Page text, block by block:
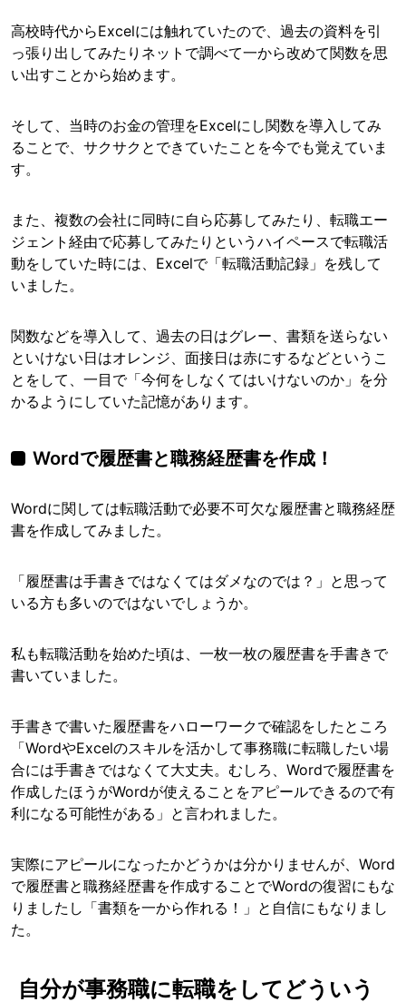
高校時代からExcelには触れていたので、過去の資料を引
っ張り出してみたりネットで調べて一から改めて関数を思
い出すことから始めます。
そして、当時のお金の管理をExcelにし関数を導入してみ
ることで、サクサクとできていたことを今でも覚えていま
す。
また、複数の会社に同時に自ら応募してみたり、転職エー
ジェント経由で応募してみたりというハイペースで転職活
動をしていた時には、Excelで「転職活動記録」を残して
いました。
関数などを導入して、過去の日はグレー、書類を送らない
といけない日はオレンジ、面接日は赤にするなどというこ
とをして、一目で「今何をしなくてはいけないのか」を分
かるようにしていた記憶があります。
Wordで履歴書と職務経歴書を作成！
Wordに関しては転職活動で必要不可欠な履歴書と職務経歴
書を作成してみました。
「履歴書は手書きではなくてはダメなのでは？」と思って
いる方も多いのではないでしょうか。
私も転職活動を始めた頃は、一枚一枚の履歴書を手書きで
書いていました。
手書きで書いた履歴書をハローワークで確認をしたところ
「WordやExcelのスキルを活かして事務職に転職したい場
合には手書きではなくて大丈夫。むしろ、Wordで履歴書を
作成したほうがWordが使えることをアピールできるので有
利になる可能性がある」と言われました。
実際にアピールになったかどうかは分かりませんが、Word
で履歴書と職務経歴書を作成することでWordの復習にもな
りましたし「書類を一から作れる！」と自信にもなりまし
た。
自分が事務職に転職をしてどういう